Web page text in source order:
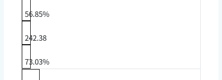
56.85%
242.38
73.03%